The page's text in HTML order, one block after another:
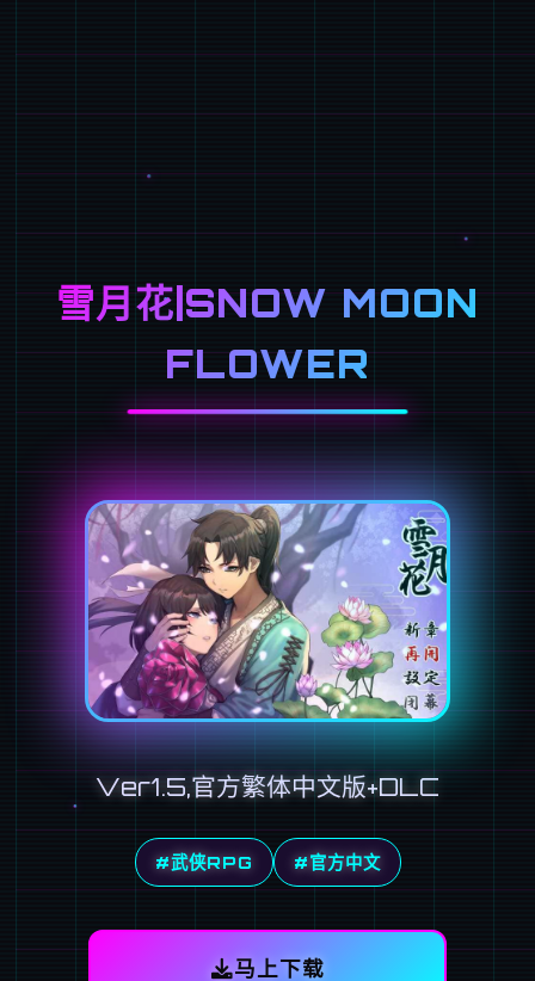
雪月花|SNOW MOON
FLOWER
Ver1.5,官方繁体中文版+DLC
#武侠RPG #官方中文
马上下载